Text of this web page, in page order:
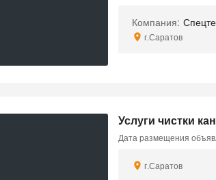
Компания:
г.Саратов
Услуги чистки
Дата размещения
г.Саратов